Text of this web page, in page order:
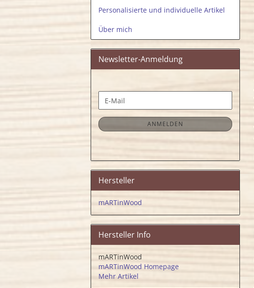
Personalisierte und individuelle Artikel
Über mich
Newsletter-Anmeldung
WEITER
ZUR
NEWSLETTER-
ANMELDUNG
E-
Mail
ANMELDEN
Hersteller
mARTinWood
Hersteller Info
mARTinWood
mARTinWood Homepage
Mehr Artikel